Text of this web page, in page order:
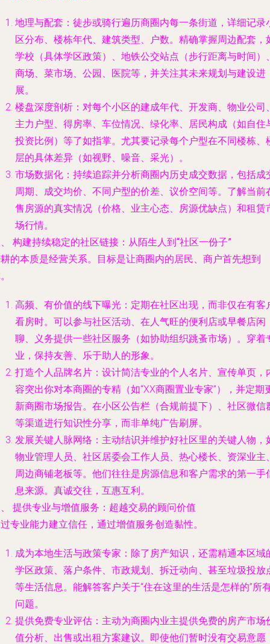
地理与配套 ：徒步或骑行遍历商圈内每一条街道，详细记录
区分布、楼栋年代、建筑类型、户数。精确掌握周边配套，
学校（具体学区政策）、地铁公交站点（步行距离与时间）
商场、菜市场、公园、医院等，并关注其未来规划与建设进
展。
楼盘深度剖析 ：对每个小区的建成年代、开发商、物业公司
主力户型、得房率、车位情况、绿化率、居民构成（如自住
投资比例）等了如指掌。尤其要记录每个户型在不同楼栋、
层的具体差异（如视野、噪音、采光）。
市场数据化 ：持续追踪并分析商圈内历史成交数据，包括成
周期、成交均价、不同户型的价差、议价空间等。了解当前
售房源的真实情况（价格、业主心态、房源优缺点）和租赁
场行情。
构建持续稳定的社区链接：从陌生人到“社区一份子”
的本质是经营关系。目标是让商圈内的居民、商户首先想到
高频、有价值的线下曝光 ：定期在社区出现，而非仅在有客
看房时。可以参与社区活动、在人气旺的便利店或早餐店闲
聊、义务提供一些社区服务（如协助组织跳蚤市场）。穿着
业，保持友善、乐于助人的形象。
打造个人品牌名片 ：设计简洁专业的个人名片、宣传单页，
容突出你对本商圈的专精（如“XX商圈置业专家”），并定期
新商圈市场报告。在小区公告栏（合规前提下）、社区微信
等渠道进行知识性分享，而非单纯广告刷屏。
发展关键人脉网络 ：主动结识并维护好社区里的关键人物，
物业管理人员、社区居委会工作人员、热心楼长、资深业主
周边商铺老板等。他们往往是房源信息和客户需求的第一手
息来源。真诚交往，互惠互利。
提供专业与增值服务：超越交易的顾问价值
专业能力建立信任，通过增值服务创造黏性。
成为本地生活与政策专家 ：除了房产知识，还需精通本区域
学区政策、落户条件、市政规划、拆迁动向、甚至垃圾投放
等生活信息。能解答客户关于“住在这里的生活是怎样的”所
问题。
提供免费专业评估 ：主动为商圈内业主提供免费的房产市场
值分析、出售或出租方案建议。即使他们暂时没有交易意愿